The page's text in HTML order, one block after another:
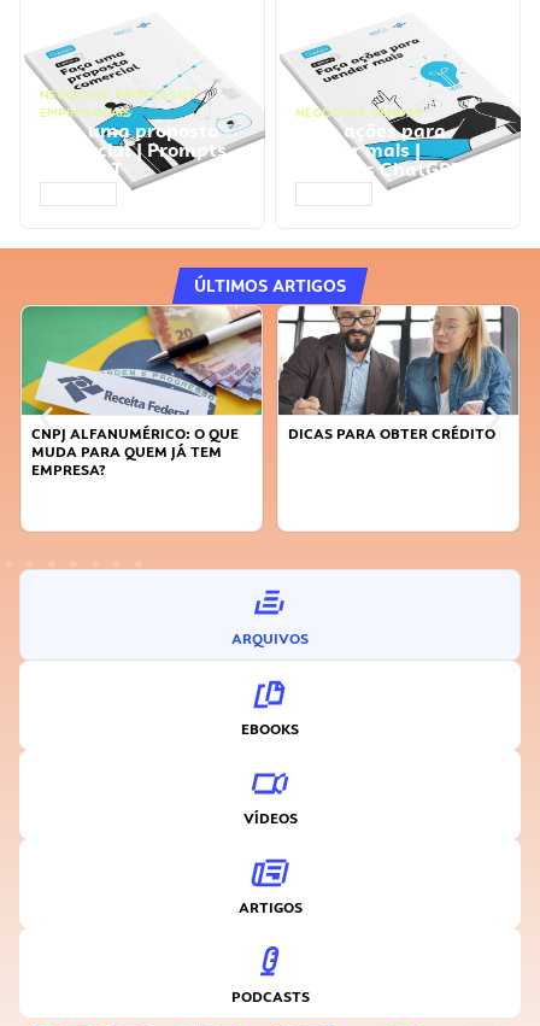
NEGÓCIOS, PROCESSOS
EMPRESARIAIS
Faça uma proposta
comercial | Prompts
ChatGPT
NEGÓCIOS, VENDAS
Faça ações para
vender mais |
Prompts ChatGPT
ÚLTIMOS ARTIGOS
DICAS PARA OBTER CRÉDITO
FAÇA A DIFERENÇA: SEJA
ARQUIVOS
EBOOKS
VÍDEOS
ARTIGOS
PODCASTS